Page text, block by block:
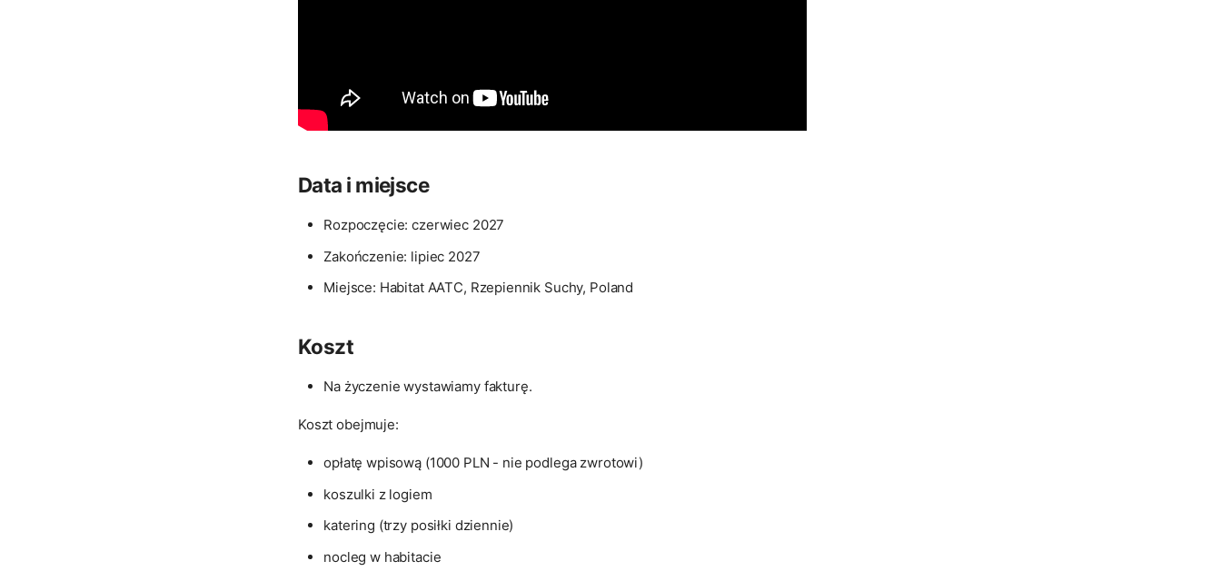
Data i miejsce
Rozpoczęcie: czerwiec 2027
Zakończenie: lipiec 2027
Miejsce: Habitat AATC, Rzepiennik Suchy, Poland
Koszt
Na życzenie wystawiamy fakturę.
Koszt obejmuje:
opłatę wpisową (1000 PLN - nie podlega zwrotowi)
koszulki z logiem
katering (trzy posiłki dziennie)
nocleg w habitacie